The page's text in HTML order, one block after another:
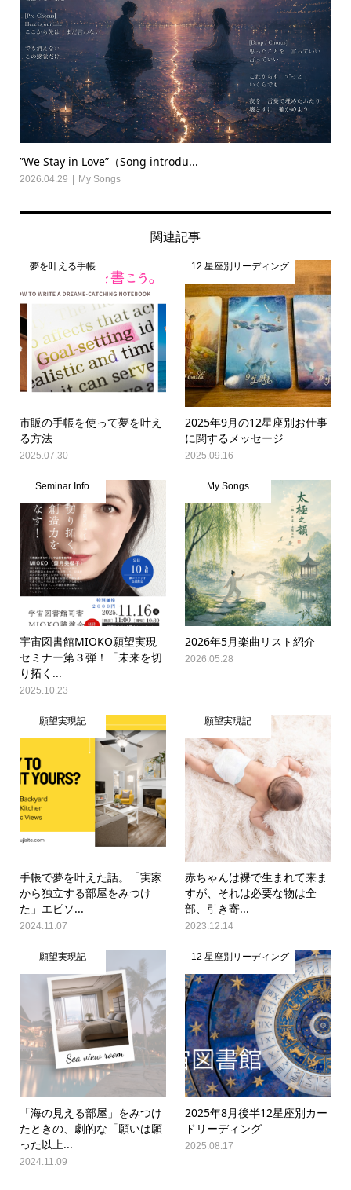
”We Stay in Love”（Song introdu...
2026.04.29 My Songs
関連記事
夢を叶える手帳
市販の手帳を使って夢を叶え
る方法
2025.07.30
12 星座別リーディング
2025年9月の12星座別お仕事
に関するメッセージ
2025.09.16
Seminar Info
宇宙図書館MIOKO願望実現
セミナー第３弾！「未来を切
り拓く...
2025.10.23
My Songs
2026年5月楽曲リスト紹介
2026.05.28
願望実現記
手帳で夢を叶えた話。「実家
から独立する部屋をみつけ
た」エピソ...
2024.11.07
願望実現記
赤ちゃんは裸で生まれて来ま
すが、それは必要な物は全
部、引き寄...
2023.12.14
願望実現記
「海の見える部屋」をみつけ
たときの、劇的な「願いは願
った以上...
2024.11.09
12 星座別リーディング
2025年8月後半12星座別カー
ドリーディング
2025.08.17